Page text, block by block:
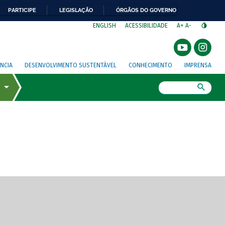
PARTICIPE LEGISLAÇÃO ÓRGÃOS DO GOVERNO
ENGLISH ACESSIBILIDADE A+ A-
DESENVOLVIMENTO SUSTENTÁVEL CONHECIMENTO IMPRENSA
de tela